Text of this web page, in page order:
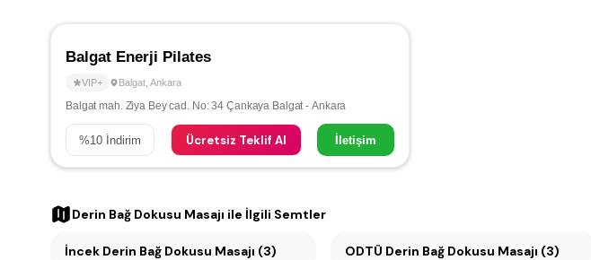
Balgat Enerji Pilates
VIP+ Balgat Ankara
Balgat mah. Ziya Bey cad. No: 34 Çankaya Balgat - Ankara
%10 İndirim Ücretsiz Teklif Al İletişim
Derin Bağ Dokusu Masajı ile İlgili Semtler
İncek Derin Bağ Dokusu Masajı (3) ODTÜ Derin Bağ Dokusu Masajı (3)